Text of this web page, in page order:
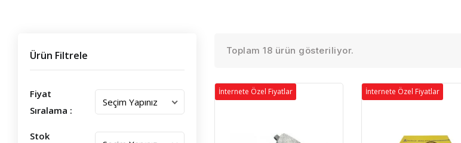
Ürün Filtrele
Fiyat
Sıralama :
Stok
Toplam 18 ürün gösteriliyor.
İnternete Özel Fiyatlar İnternete Özel Fiyatlar